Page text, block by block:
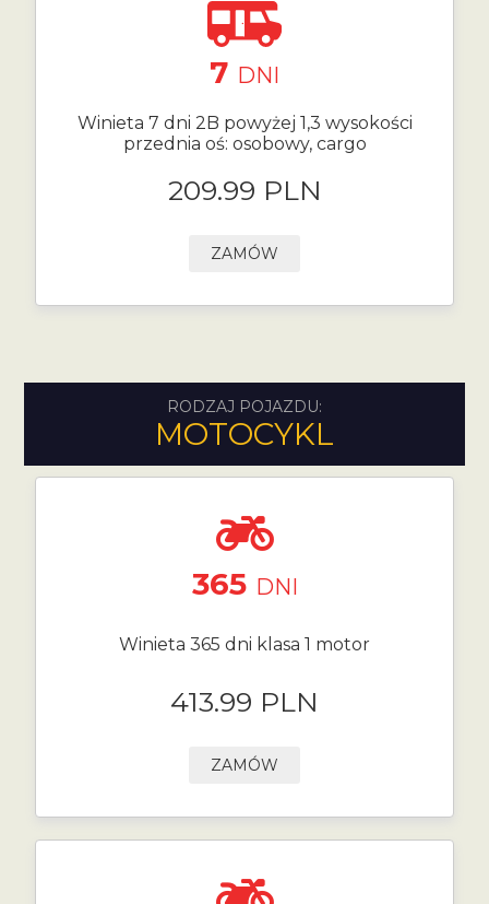
7 DNI
Winieta 7 dni 2B powyżej 1,3 wysokości
przednia oś: osobowy, cargo
209.99 PLN
ZAMÓW
RODZAJ POJAZDU:
MOTOCYKL
365 DNI
Winieta 365 dni klasa 1 motor
413.99 PLN
ZAMÓW